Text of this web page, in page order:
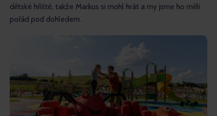
dětské hřiště, takže Markus si mohl hrát a my jsme ho měli
pořád pod dohledem.